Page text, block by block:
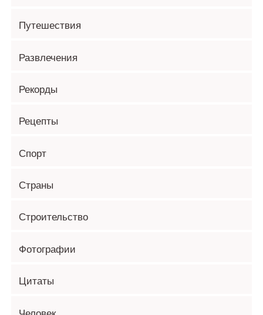
Путешествия
Развлечения
Рекорды
Рецепты
Спорт
Страны
Строительство
Фотографии
Цитаты